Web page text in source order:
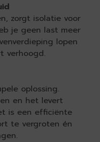
zorgt isolatie voor
je geen last meer
lopen
verhoogd.
oplossing.
en het levert
is een efficiënte
te vergroten én